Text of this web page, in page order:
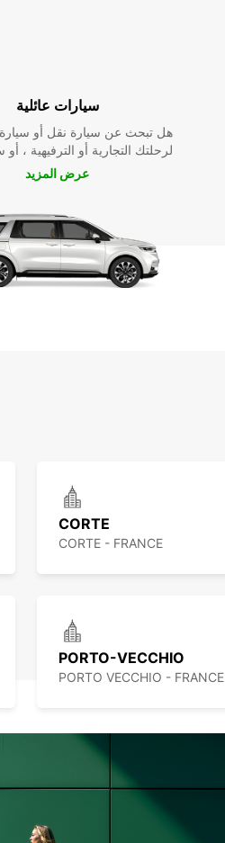
سيارات عائلية
هل تبحث عن سيارة نقل أو
لرحلتك التجارية أو الترفيهية ، أو
عرض المزيد
CORTE
CORTE - FRANCE
PORTO-VECCHIO
PORTO VECCHIO - FRANCE
BASTIA AIRPORT